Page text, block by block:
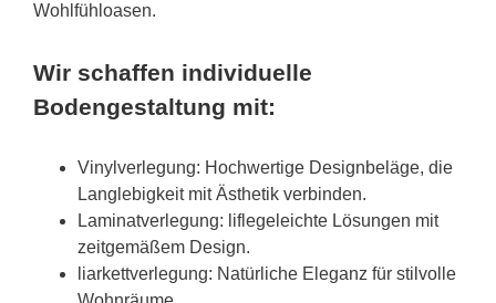
Wohlfühloasen.
Wir schaffen individuelle
Bodengestaltung mit:
Vinylverlegung: Hochwertige Designbeläge, die
Langlebigkeit mit Ästhetik verbinden.
Laminatverlegung: liflegeleichte Lösungen mit
zeitgemäßem Design.
liarkettverlegung: Natürliche Eleganz für stilvolle